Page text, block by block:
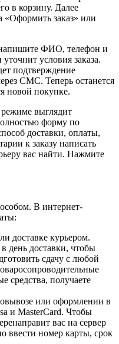
в корзину. Далее
«Оформить заказ» или
напишите ФИО, телефон и
условия заказа.
подтверждение
СМС. Теперь останется
новой покупке.
выглядит
форму по
доставки, оплаты,
к заказу написать
вас найти. Нажмите
В интернет-
доставке курьером.
день доставки, чтобы
сдачу с любой
средства, получаете
или оформлении в
и MasterCard. Чтобы
вас на сервер
ввести номер карты, срок